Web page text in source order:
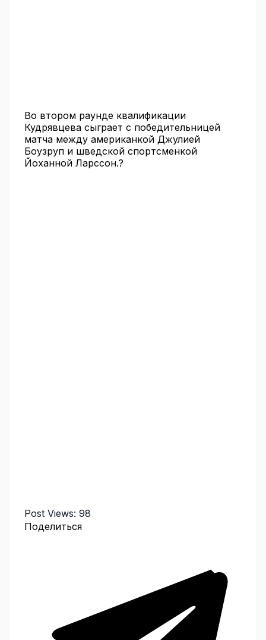
Во втором раунде квалификации
Кудрявцева сыграет с победительницей
матча между американкой Джулией
Боузруп и шведской спортсменкой
Йоханной Ларссон.?
Post Views: 98
Поделиться